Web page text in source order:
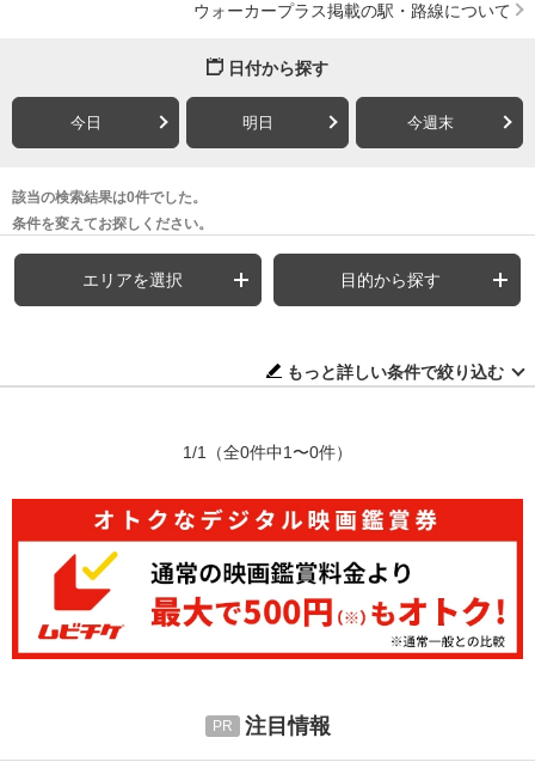
ウォーカープラス掲載の駅・路線について
日付から探す
今日 明日 今週末
該当の検索結果は0件でした。
条件を変えてお探しください。
エリアを選択 目的から探す
もっと詳しい条件で絞り込む
1/1 （全0件中1〜0件）
注目情報